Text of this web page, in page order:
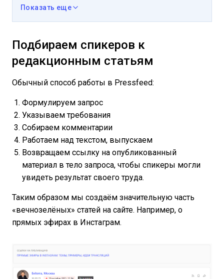
Показать еще
Подбираем спикеров к
редакционным статьям
Обычный способ работы в Pressfeed:
Формулируем запрос
Указываем требования
Собираем комментарии
Работаем над текстом, выпускаем
Возвращаем ссылку на опубликованный
материал в тело запроса, чтобы спикеры могли
увидеть результат своего труда.
Таким образом мы создаём значительную часть
«вечнозелёных» статей на сайте. Например, о
прямых эфирах в Инстаграм.